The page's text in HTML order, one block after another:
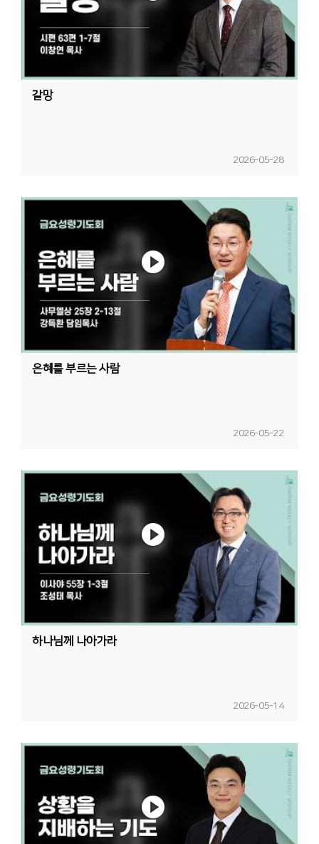
갈망
2026-05-28
은혜를 부르는 사람
2026-05-22
하나님께 나아가라
2026-05-14